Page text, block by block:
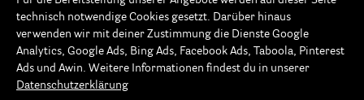
Mit unserem Newsletter informieren wir dich
regelmäßig über aktuelle Kreativtrends, neue Produkte,
kreative Bastelideen und exklusive Aktionen.
zahlreiche Vorteile, immer informiert
technisch notwendige Cookies gesetzt. Darüber hinaus
verwenden wir mit deiner Zustimmung die Dienste Google
Analytics, Google Ads, Bing Ads, Facebook Ads, Taboola, Pinterest
Ads und Awin. Weitere Informationen findest du in unserer
Datenschutzerklärung